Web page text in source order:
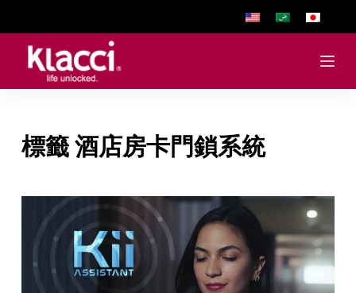
標籤酒店房卡門鎖系統